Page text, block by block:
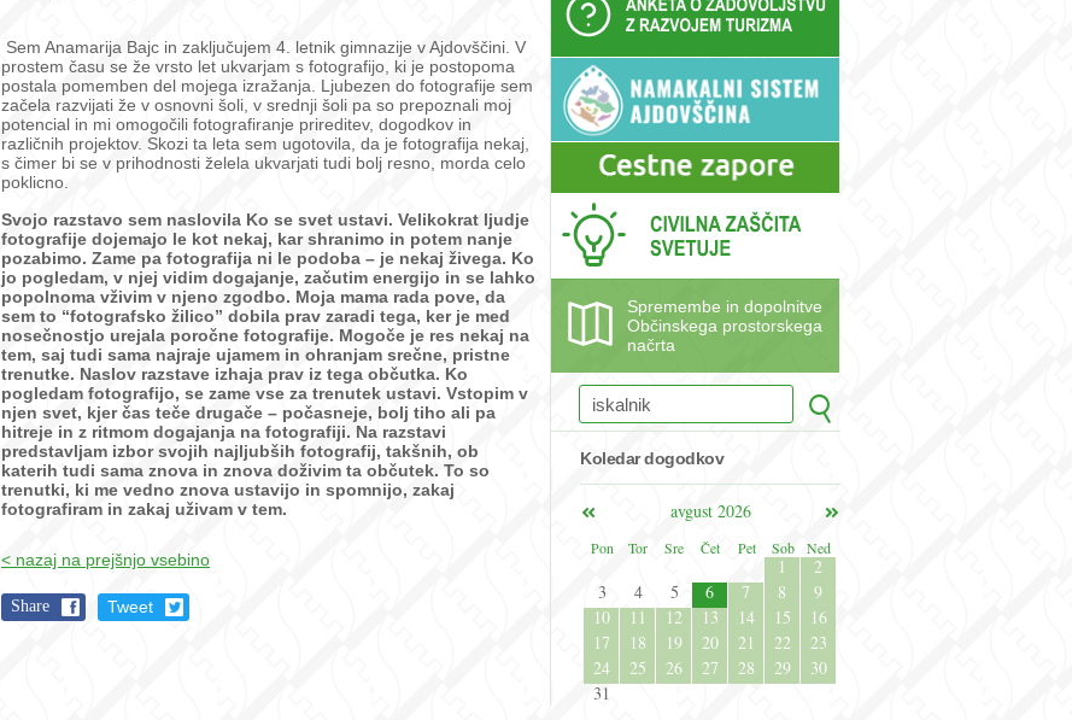
Sem Anamarija Bajc in zaključujem 4. letnik gimnazije v Ajdovščini. V
prostem času se že vrsto let ukvarjam s fotografijo, ki je postopoma
postala pomemben del mojega izražanja. Ljubezen do fotografije sem
začela razvijati že v osnovni šoli, v srednji šoli pa so prepoznali moj
potencial in mi omogočili fotografiranje prireditev, dogodkov in
različnih projektov. Skozi ta leta sem ugotovila, da je fotografija nekaj,
s čimer bi se v prihodnosti želela ukvarjati tudi bolj resno, morda celo
poklicno.
Svojo razstavo sem naslovila Ko se svet ustavi. Velikokrat ljudje
fotografije dojemajo le kot nekaj, kar shranimo in potem nanje
pozabimo. Zame pa fotografija ni le podoba – je nekaj živega. Ko
jo pogledam, v njej vidim dogajanje, začutim energijo in se lahko
popolnoma vživim v njeno zgodbo. Moja mama rada pove, da
sem to “fotografsko žilico” dobila prav zaradi tega, ker je med
nosečnostjo urejala poročne fotografije. Mogoče je res nekaj na
tem, saj tudi sama najraje ujamem in ohranjam srečne, pristne
trenutke. Naslov razstave izhaja prav iz tega občutka. Ko
pogledam fotografijo, se zame vse za trenutek ustavi. Vstopim v
njen svet, kjer čas teče drugače – počasneje, bolj tiho ali pa
hitreje in z ritmom dogajanja na fotografiji. Na razstavi
predstavljam izbor svojih najljubših fotografij, takšnih, ob
katerih tudi sama znova in znova doživim ta občutek. To so
trenutki, ki me vedno znova ustavijo in spomnijo, zakaj
fotografiram in zakaj uživam v tem.
< nazaj na prejšnjo vsebino
Share Tweet
Spremembe in dopolnitve
Občinskega prostorskega
načrta
Koledar dogodkov
avgust 2026
Pon
Tor Sre Čet Pet Sob Ned
1
2
3
4 5 6 7 8
9
10
11 12 13 14 15
16
17
18 19 20 21 22
23
24
25 26 27 28 29
30
31